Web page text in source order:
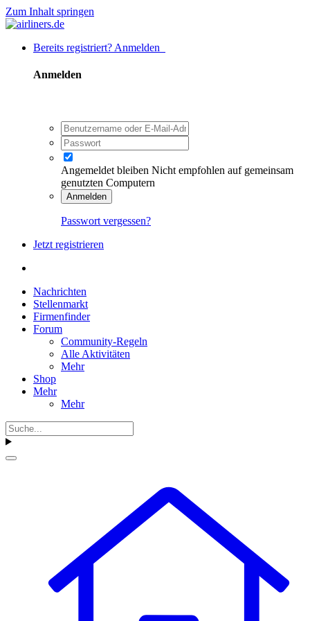
Zum Inhalt springen
Bereits registriert? Anmelden
Anmelden
Angemeldet bleiben Nicht empfohlen auf gemeinsam
genutzten Computern
Anmelden
Passwort vergessen?
Jetzt registrieren
Nachrichten
Stellenmarkt
Firmenfinder
Forum
Community-Regeln
Alle Aktivitäten
Mehr
Shop
Mehr
Mehr